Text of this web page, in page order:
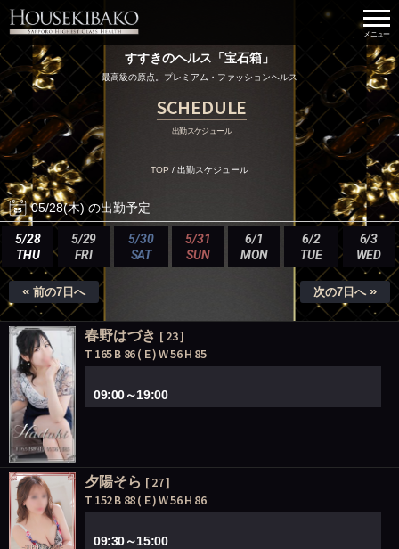
すすきのヘルス「宝石箱」
最高級の原点。プレミアム・ファッションヘルス
SCHEDULE
出勤スケジュール
TOP / 出勤スケジュール
05/28(木) の出勤予定
5/28
THU
5/29
FRI
5/30
SAT
5/31
SUN
6/1
MON
6/2
TUE
6/3
WED
« 前の7日へ 次の7日へ »
春野はづき [ 23 ]
T 165 B 86 ( E ) W 56 H 85
09:00～19:00
夕陽そら [ 27 ]
T 152 B 88 ( E ) W 56 H 86
09:30～15:00